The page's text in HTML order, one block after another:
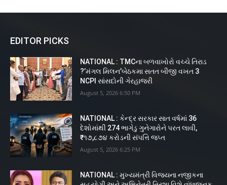
EDITOR PICKS
NATIONAL : TMCના બળવાખોરો વચ્ચે તિરાડ
?’મંગલ મિલન’બેઠકમા સતત બીજી વખત 3
NCPI સાંસદોની ગેરહાજરી
August 5, 2026 6:50 PM
NATIONAL : કેન્દ્ર સરકાર સાત વર્ષમાં 36
દેશોમાંથી 274 ભાગેડુ ગુનેગારોને પરત લાવી,
₹૧૭,૮૭૪ કરોડની સંપત્તિ જપ્ત
August 5, 2026 6:25 PM
NATIONAL : મુખ્યમંત્રી વિજયના નજીકના